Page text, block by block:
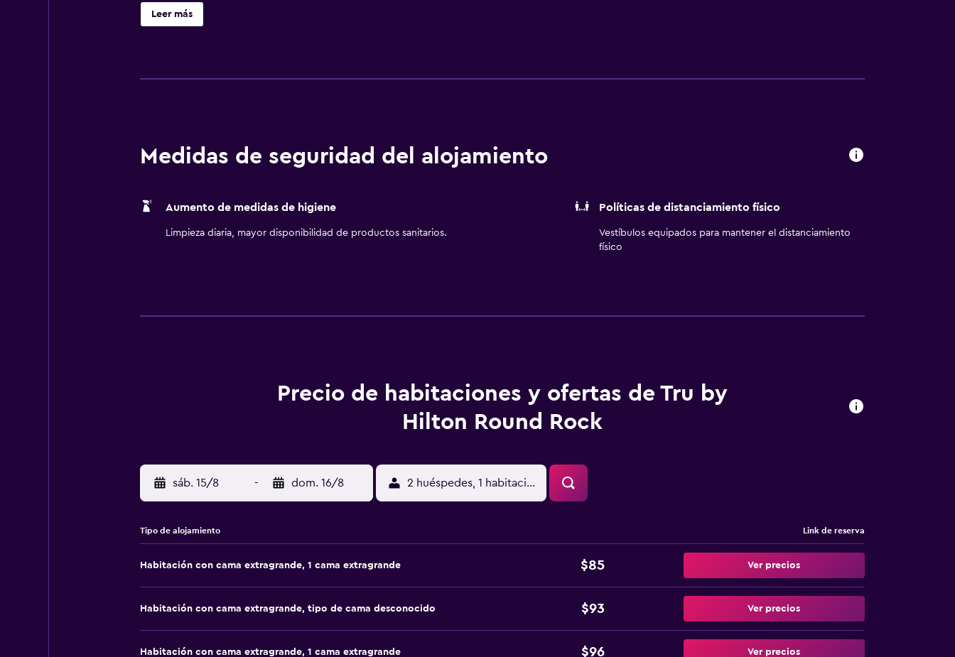
capa de acolchado adicional y están vestidas con ropa de cama de alta calidad. Se ofrece una televisión de pantalla plana en todas las
habitaciones. Los baños están equipados con bañera o ducha y artículos de higiene personal gratuitos. Este hotel en Round Rock ofrece
Leer más
Medidas de seguridad del alojamiento
Aumento de medidas de higiene
Limpieza diaria, mayor disponibilidad de productos sanitarios.
Políticas de distanciamiento físico
Vestíbulos equipados para mantener el distanciamiento
físico
Precio de habitaciones y ofertas de Tru by
Hilton Round Rock
sáb. 15/8 - dom. 16/8 2 huéspedes, 1 habitación
Tipo de alojamiento Link de reserva
Habitación con cama extragrande, 1 cama extragrande $85 Ver precios
Habitación con cama extragrande, tipo de cama desconocido $93 Ver precios
Habitación con cama extragrande, 1 cama extragrande $96 Ver precios